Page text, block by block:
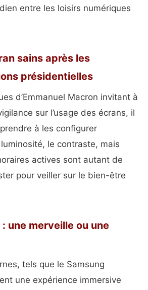
entre les loisirs numériques
sains après les
présidentielles
d’Emmanuel Macron invitant à
sur l’usage des écrans, il
à les configurer
le contraste, mais
actives sont autant de
pour veiller sur le bien-être
une merveille ou une
tels que le Samsung
une expérience immersive